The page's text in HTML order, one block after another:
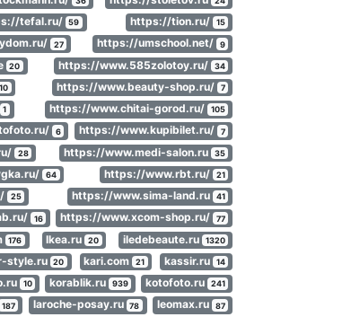
tefal.ru/ 59 https://tion.ru/ 15
27 https://umschool.net/ 9
20 https://www.585zolotoy.ru/ 34
10 https://www.beauty-shop.ru/ 7
1 https://www.chitai-gorod.ru/ 105
6 https://www.kupibilet.ru/ 7
28 https://www.medi-salon.ru 35
64 https://www.rbt.ru/ 21
25 https://www.sima-land.ru 41
16 https://www.xcom-shop.ru/ 77
176 Ikea.ru 20 iledebeaute.ru 1320
style.ru 20 kari.com 21 kassir.ru 14
10 korablik.ru 939 kotofoto.ru 241
187 laroche-posay.ru 78 leomax.ru 87